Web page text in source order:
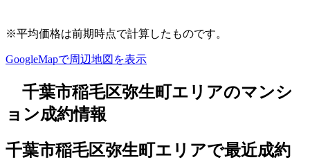
※平均価格は前期時点で計算したものです。
GoogleMapで周辺地図を表示
千葉市稲毛区弥生町エリアのマンシ
ョン成約情報
千葉市稲毛区弥生町エリアで最近成約